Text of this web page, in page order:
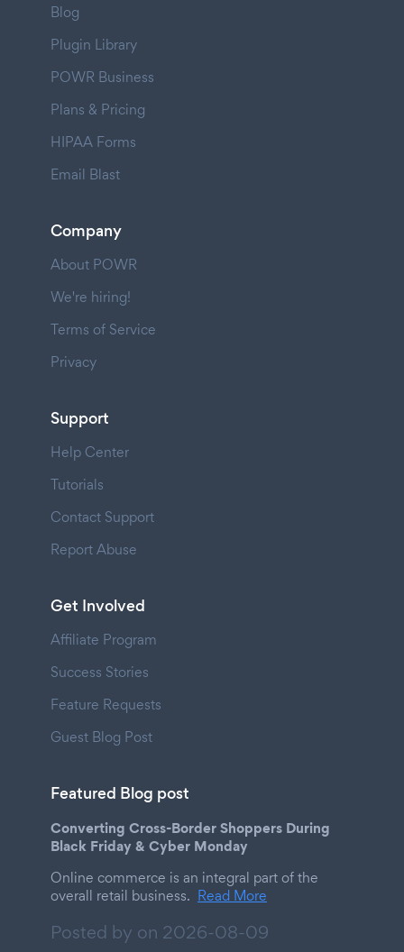
Blog
Plugin Library
POWR Business
Plans & Pricing
HIPAA Forms
Email Blast
Company
About POWR
We're hiring!
Terms of Service
Privacy
Support
Help Center
Tutorials
Contact Support
Report Abuse
Get Involved
Affiliate Program
Success Stories
Feature Requests
Guest Blog Post
Featured Blog post
Converting Cross-Border Shoppers During
Black Friday & Cyber Monday
Online commerce is an integral part of the
overall retail business. Read More
Posted by on 2026-08-09